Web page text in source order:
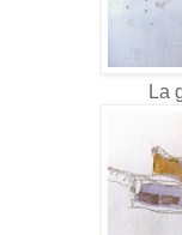
La